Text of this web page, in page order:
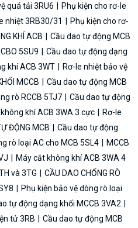
quá tải 3RU6
Phụ kiện cho rơ-le
nhiệt 3RB30/31
Phụ kiện cho rơ-
KHÍ ACB
Cầu dao tự động MCB
5SU9
Cầu dao tự động dạng
khí ACB 3WT
Rơ-le nhiệt bảo vệ
MCCB
Cầu dao tự động MCB
rò RCCB 5TJ7
Cầu dao tự động
khí ACB 3WA 3 cực
Rơ-le
ĐỘNG MCB
Cầu dao tự động
rò loại AC cho MCB 5SL4
MCCB
Máy cắt không khí ACB 3WA 4
và 3TG
CẦU DAO CHỐNG RÒ
Phụ kiện bảo vệ dòng rò loại
tự động dạng khối MCCB 3VA2
tử 3RB
Cầu dao tự động MCB